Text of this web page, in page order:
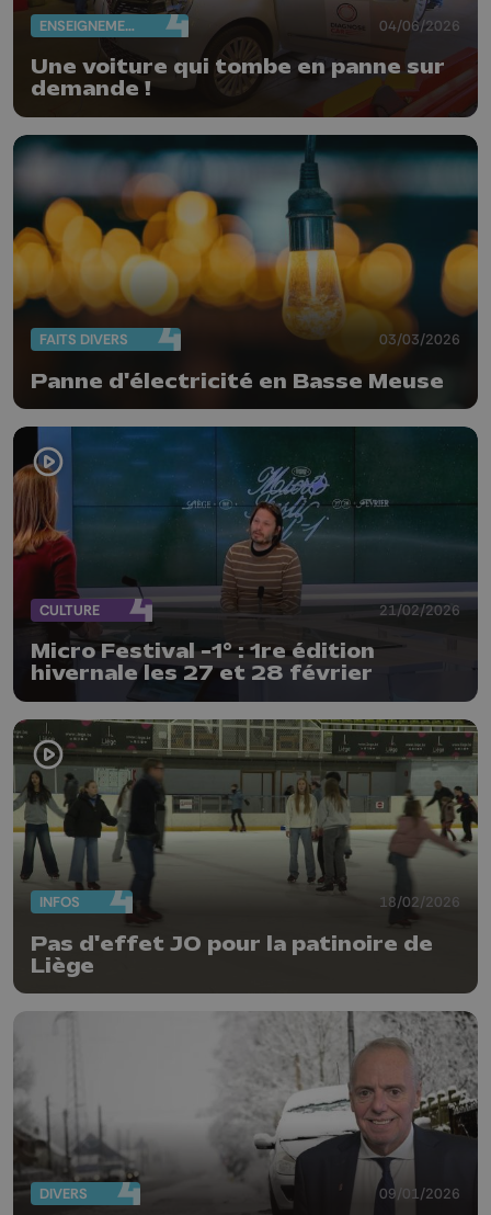
ENSEIGNEMENT 04/06/2026
Une voiture qui tombe en panne sur
demande !
FAITS DIVERS 03/03/2026
Panne d'électricité en Basse Meuse
CULTURE 21/02/2026
Micro Festival -1° : 1re édition
hivernale les 27 et 28 février
INFOS 18/02/2026
Pas d'effet JO pour la patinoire de
Liège
DIVERS 09/01/2026